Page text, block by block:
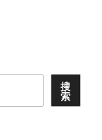
搜
索